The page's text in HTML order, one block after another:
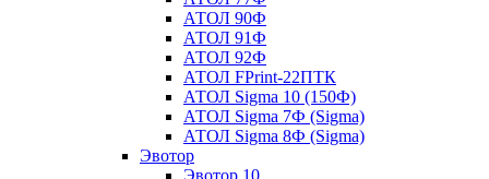
АТОЛ 90Ф
АТОЛ 91Ф
АТОЛ 92Ф
АТОЛ FPrint-22ПТК
АТОЛ Sigma 10 (150Ф)
АТОЛ Sigma 7Ф (Sigma)
АТОЛ Sigma 8Ф (Sigma)
Эвотор
Эвотор 10